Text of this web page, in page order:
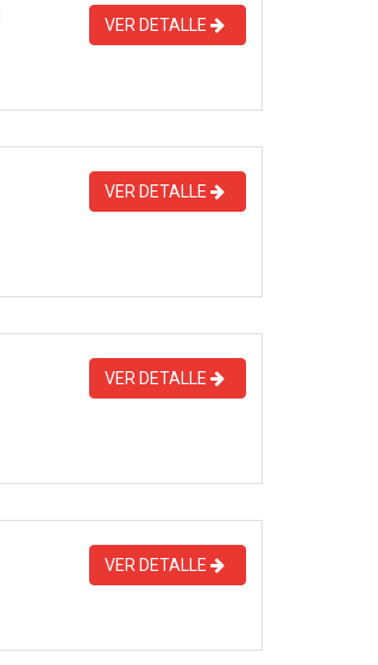
VER DETALLE
VER DETALLE
VER DETALLE
VER DETALLE